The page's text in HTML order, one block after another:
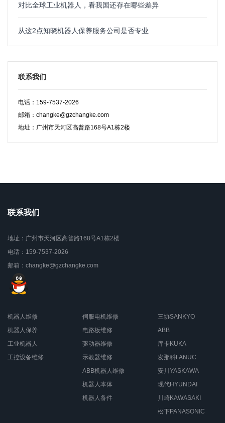
对比全球工业机器人，看我国还存在哪些差异
从这2点知晓机器人保养服务公司是否专业
联系我们
电话：159-7537-2026
邮箱：changke@gzchangke.com
地址：广州市天河区高普路168号A1栋2楼
联系我们
地址：广州市天河区高普路168号A1栋2楼
电话：159-7537-2026
邮箱：changke@gzchangke.com
机器人维修
机器人保养
工业机器人
工控设备维修
伺服电机维修
电路板维修
驱动器维修
示教器维修
ABB机器人维修
机器人本体
机器人备件
三协SANKYO
ABB
库卡KUKA
发那科FANUC
安川YASKAWA
现代HYUNDAI
川崎KAWASAKI
松下PANASONIC